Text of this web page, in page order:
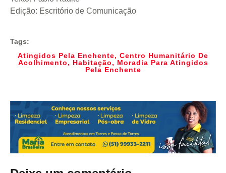
Edição: Escritório de Comunicação
Tags:
Atingidos Pela Enchente, Centro Humanitário De
Acolhimento, Habitação, Moradia Para Atingidos
Pela Enchente